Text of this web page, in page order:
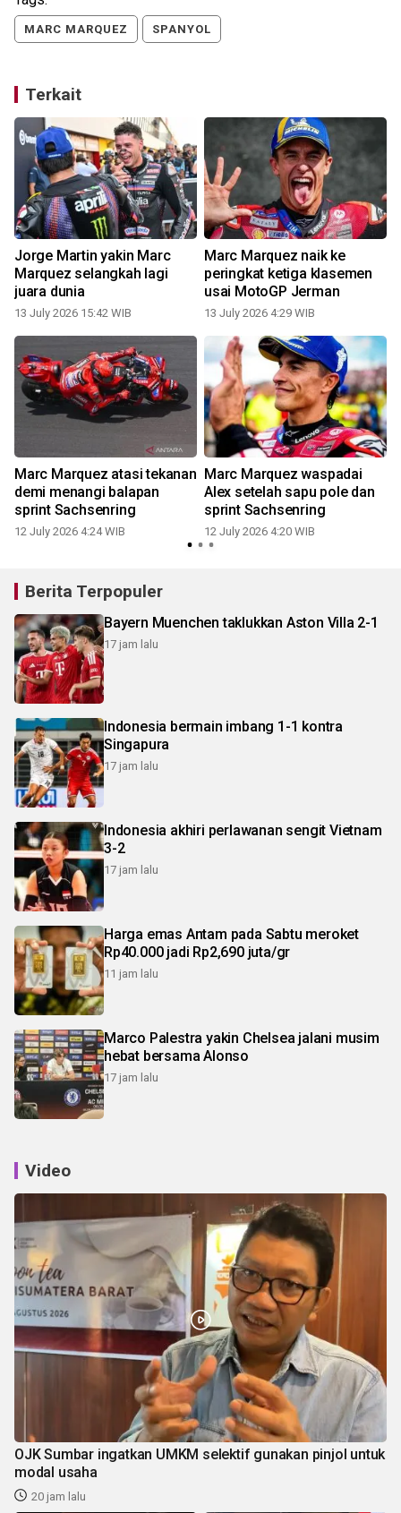
MARC MARQUEZ SPANYOL
Terkait
Jorge Martin yakin Marc
Marquez selangkah lagi
juara dunia
13 July 2026 15:42 WIB
Marc Marquez naik ke
peringkat ketiga klasemen
usai MotoGP Jerman
13 July 2026 4:29 WIB
Marc Marquez atasi tekanan
demi menangi balapan
sprint Sachsenring
12 July 2026 4:24 WIB
Marc Marquez waspadai
Alex setelah sapu pole dan
sprint Sachsenring
12 July 2026 4:20 WIB
Berita Terpopuler
Bayern Muenchen taklukkan Aston Villa 2-1
17 jam lalu
Indonesia bermain imbang 1-1 kontra
Singapura
17 jam lalu
Indonesia akhiri perlawanan sengit Vietnam
3-2
17 jam lalu
Harga emas Antam pada Sabtu meroket
Rp40.000 jadi Rp2,690 juta/gr
11 jam lalu
Marco Palestra yakin Chelsea jalani musim
hebat bersama Alonso
17 jam lalu
Video
OJK Sumbar ingatkan UMKM selektif gunakan pinjol untuk
modal usaha
20 jam lalu